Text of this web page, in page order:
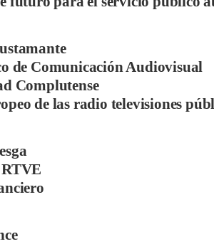
de Comunicación Audiovisual
Complutense
de las radio televisiones